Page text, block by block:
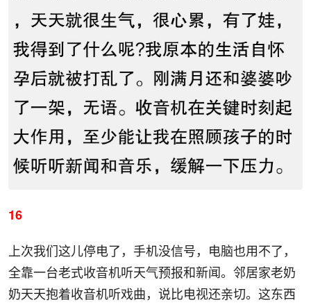
16
上次我们这儿停电了，手机没信号，电脑也用不了，
全靠一台老式收音机听天气预报和新闻。邻居家老奶
奶天天抱着收音机听戏曲，说比电视还亲切。这东西